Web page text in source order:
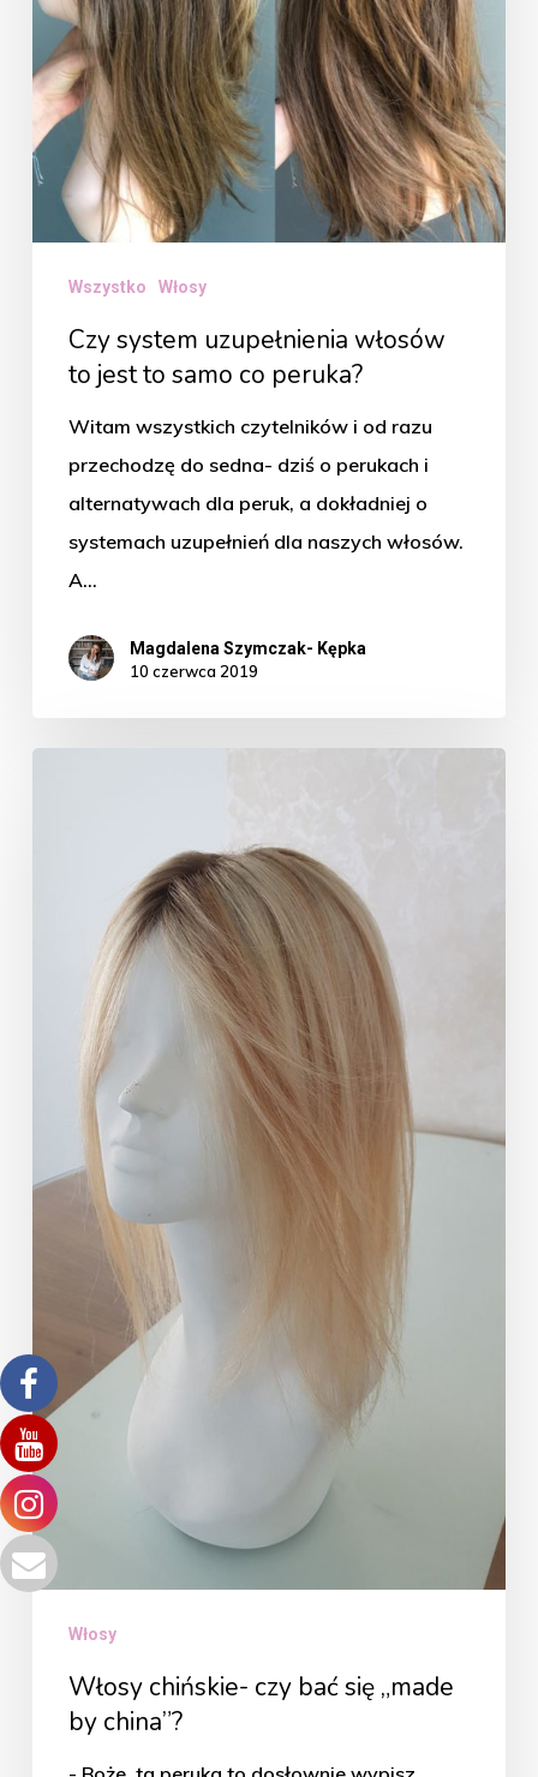
to
samo
co
peruka?
Wszystko Włosy
Czy system uzupełnienia włosów
to jest to samo co peruka?
Witam wszystkich czytelników i od razu
przechodzę do sedna- dziś o perukach i
alternatywach dla peruk, a dokładniej o
systemach uzupełnień dla naszych włosów.
A…
Magdalena Szymczak- Kępka
10 czerwca 2019
china”?
Włosy
Włosy chińskie- czy bać się „made
by china”?